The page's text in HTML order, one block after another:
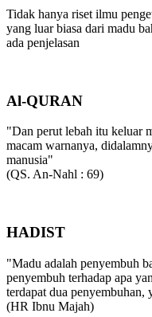
Tidak hanya riset ilmu
yang luar biasa dari madu
ada penjelasan
Al-QURAN
"Dan perut lebah itu keluar
macam warnanya,
manusia"
(QS. An-Nahl : 69)
HADIST
"Madu adalah penyembuh
penyembuh terhadap apa
terdapat dua
(HR Ibnu Majah)